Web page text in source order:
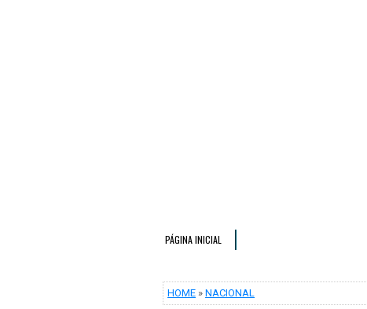
PÁGINA INICIAL
HOME » NACIONAL